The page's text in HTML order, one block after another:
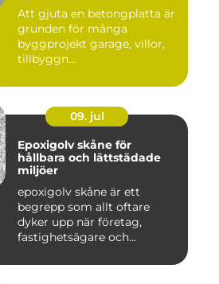
Att gjuta en betongplatta är
grunden för många
byggprojekt garage, villor,
tillbyggn...
09. jul
Epoxigolv skåne för
hållbara och lättstädade
miljöer
epoxigolv skåne är ett
begrepp som allt oftare
dyker upp när företag,
fastighetsägare och